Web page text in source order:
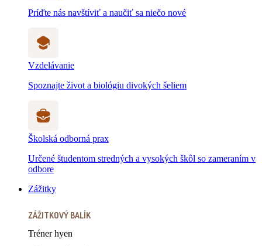
Príďte nás navštíviť a naučiť sa niečo nové
Vzdelávanie
Spoznajte život a biológiu divokých šeliem
Školská odborná prax
Určené študentom stredných a vysokých škôl so zameraním v
odbore
Zážitky
ZÁŽITKOVÝ BALÍK
Tréner hyen